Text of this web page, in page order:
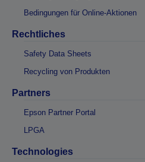
Bedingungen für Online-Aktionen
Rechtliches
Safety Data Sheets
Recycling von Produkten
Partners
Epson Partner Portal
LPGA
Technologies